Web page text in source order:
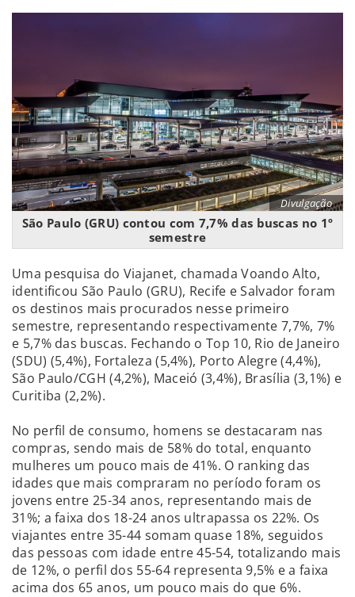
Divulgação
São Paulo (GRU) contou com 7,7% das buscas no 1º
semestre
Uma pesquisa do Viajanet, chamada Voando Alto,
identificou São Paulo (GRU), Recife e Salvador foram
os destinos mais procurados nesse primeiro
semestre, representando respectivamente 7,7%, 7%
e 5,7% das buscas. Fechando o Top 10, Rio de Janeiro
(SDU) (5,4%), Fortaleza (5,4%), Porto Alegre (4,4%),
São Paulo/CGH (4,2%), Maceió (3,4%), Brasília (3,1%) e
Curitiba (2,2%).
No perfil de consumo, homens se destacaram nas
compras, sendo mais de 58% do total, enquanto
mulheres um pouco mais de 41%. O ranking das
idades que mais compraram no período foram os
jovens entre 25-34 anos, representando mais de
31%; a faixa dos 18-24 anos ultrapassa os 22%. Os
viajantes entre 35-44 somam quase 18%, seguidos
das pessoas com idade entre 45-54, totalizando mais
de 12%, o perfil dos 55-64 representa 9,5% e a faixa
acima dos 65 anos, um pouco mais do que 6%.